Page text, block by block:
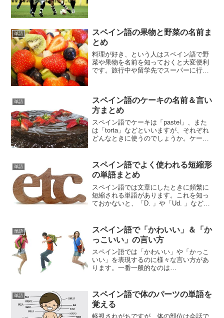
単語
スペイン語の果物と野菜の名前ま
とめ
料理が好き、という人はスペイン語で野
菜や果物を名前を知っておくと大変便利
です。旅行中や留学先でスーパーに行っ
話にも野菜や果物の名前は登場します。
やることは名詞をすべて暗...
単語
スペイン語のケーキの名前＆言い
方まとめ
スペイン語でケーキは「pastel」、また
は「torta」などといいますが、それぞれ
どんなときに使うのでしょうか。ケーキ
単語
スペイン語でよく使われる短縮形
の単語まとめ
スペイン語では文章にしたときに頻繁に
短縮される単語があります。これを知っ
ておかないと、「D. 」や「Ud. 」などは
で、ぜひとも覚えておきましょう。
単語
スペイン語で「かわいい」＆「か
っこいい」の言い方
スペイン語では「かわいい」や「かっこ
いい」を表現するのに様々な言い方があ
ります。一番一般的なのは
単語を使ってきます。そんなときにも理
解できるように、また自分でも...
単語
スペイン語で体のパーツの単語を
覚える
軽視されがちですが、体の部位は会話で